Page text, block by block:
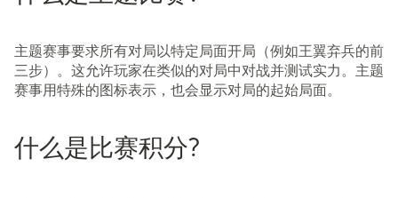
主题赛事要求所有对局以特定局面开局（例如王翼弃兵的前
三步）。这允许玩家在类似的对局中对战并测试实力。主题
赛事用特殊的图标表示，也会显示对局的起始局面。
什么是比赛积分?